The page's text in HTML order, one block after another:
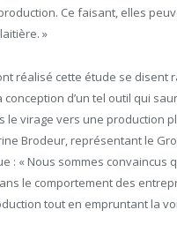
Ce faisant, elles
»
réalisé cette étude se disent
d’un tel outil qui
le virage vers une production
Brodeur, représentant le
: « Nous sommes
le comportement des
tout en empruntant la